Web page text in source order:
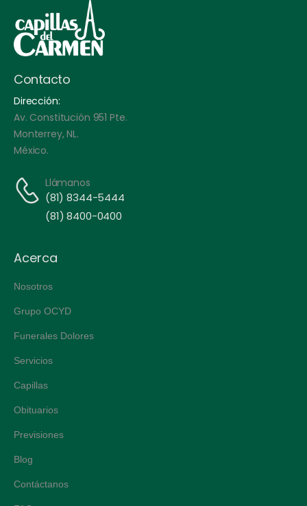
Contacto
Dirección:
Av. Constitución 951 Pte.
Monterrey, NL.
México.
Llámanos
(81) 8344-5444
(81) 8400-0400
Acerca
Nosotros
Grupo OCYD
Funerales Dolores
Servicios
Capillas
Obituarios
Previsiones
Blog
Contáctanos